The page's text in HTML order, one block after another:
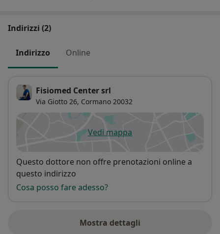
Indirizzi (2)
Indirizzo Online
Fisiomed Center srl
Via Giotto 26, Cormano 20032
Vedi mappasi apre in una nuova scheda
Disponibilità
Questo dottore non offre prenotazioni online a
questo indirizzo
Cosa posso fare adesso?
Mostra dettagli
sull'indirizzo